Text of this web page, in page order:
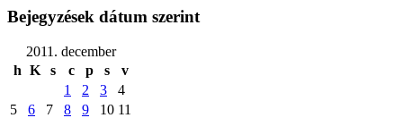
Bejegyzések dátum szerint
2011. december
h K s c p s
v
1
2 3
4
5
6 7 8 9 10 11